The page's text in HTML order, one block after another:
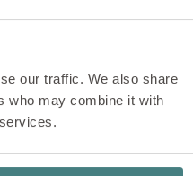
our traffic. We also share
who may combine it with